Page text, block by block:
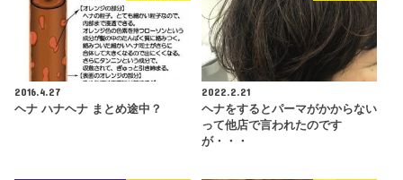
2016.4.27
ヘナ ハナヘナ まとめ途中？
2022.2.21
ヘナをするとパーマがかからない
って他店で言われたのです
が・・・